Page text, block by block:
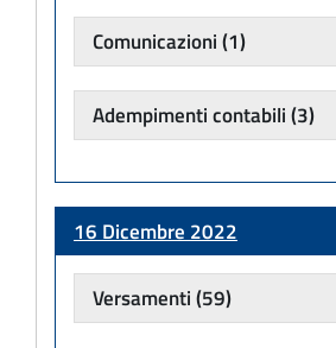
Comunicazioni(1)
Adempimenti contabili(3)
16 Dicembre 2022
Versamenti(59)